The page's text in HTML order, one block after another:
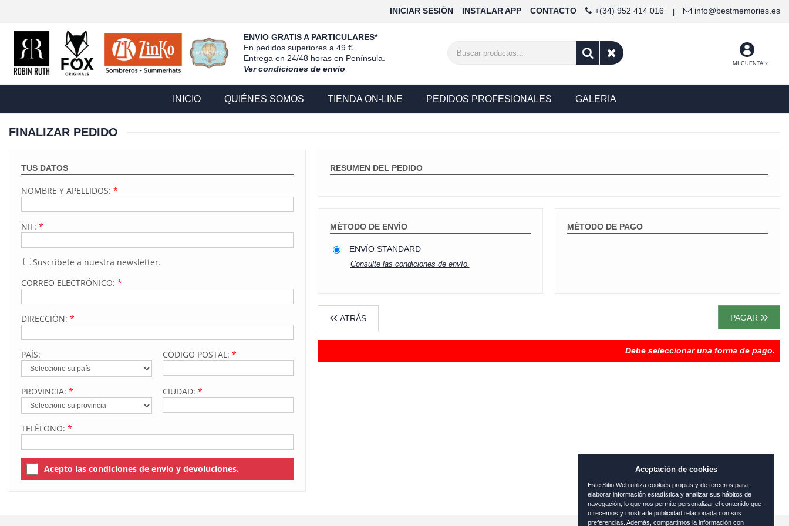
info@bestmemories.es
+(34) 952 414 016
CONTACTO
INSTALAR APP
INICIAR SESIÓN
ENVIO GRATIS A PARTICULARES*
En pedidos superiores a 49 €.
Entrega en 24/48 horas en Península.
Ver condiciones de envío
MI CUENTA
INICIO QUIÉNES SOMOS TIENDA ON-LINE PEDIDOS PROFESIONALES GALERIA
FINALIZAR PEDIDO
TUS DATOS
NOMBRE Y APELLIDOS: *
NIF: *
Suscríbete a nuestra newsletter.
CORREO ELECTRÓNICO: *
DIRECCIÓN: *
PAÍS: CÓDIGO POSTAL:*
PROVINCIA: * CIUDAD:*
TELÉFONO: *
Acepto las condiciones de envío y devoluciones.
RESUMEN DEL PEDIDO
MÉTODO DE ENVÍO
ENVÍO STANDARD
Consulte las condiciones de envío.
MÉTODO DE PAGO
ATRÁS PAGAR
Debe seleccionar una forma de pago.
Aceptación de cookies
Este Sitio Web utiliza cookies propias y de terceros para
elaborar información estadística y analizar sus hábitos de
navegación, lo que nos permite personalizar el contenido que
ofrecemos y mostrarle publicidad relacionada con sus
preferencias. Además, compartimos la información con